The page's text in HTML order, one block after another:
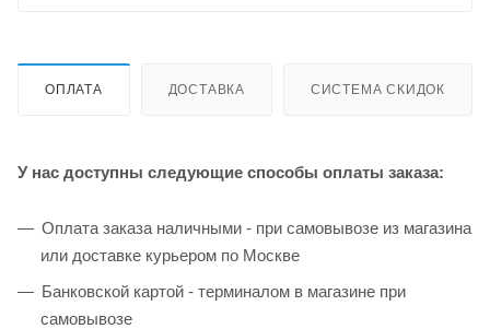
ОПЛАТА ДОСТАВКА СИСТЕМА СКИДОК
У нас доступны следующие способы оплаты заказа:
Оплата заказа наличными - при самовывозе из магазина
или доставке курьером по Москве
Банковской картой - терминалом в магазине при
самовывозе